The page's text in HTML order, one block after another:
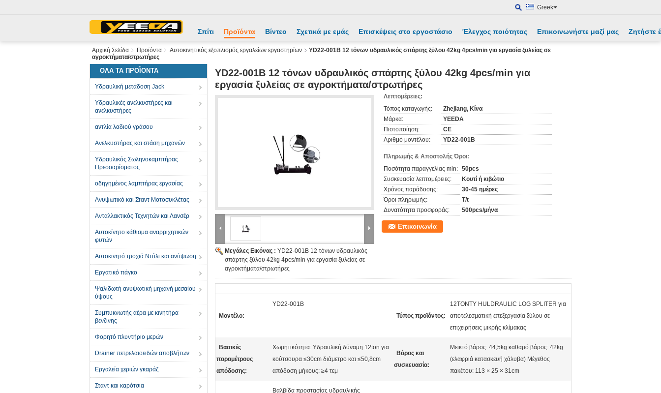
Greek
Σπίτι Προϊόντα Βίντεο Σχετικά με εμάς Επισκέψεις στο εργοστάσιο Έλεγχος ποιότητας Επικοινωνήστε μαζί μας Ζητήστε
Αρχική Σελίδα Προϊόντα Αυτοκινητικός εξοπλισμός εργαλείων εργαστηρίων
YD22-001B 12 τόνων υδραυλικός σπάρτης ξύλου 42kg 4pcs/min για εργασία ξυλείας σε
αγροκτήματα/στρωτήρες
ΌΛΑ ΤΑ ΠΡΟΪΌΝΤΑ
Υδραυλική μετάδοση Jack
Υδραυλικές ανελκυστήρες και
ανελκυστήρες
αντλία λαδιού γράσου
Ανελκυστήρας και στάση μηχανών
Υδραυλικός Σωληνοκαμπτήρας
Πρεσσαρίσματος
οδηγημένος λαμπτήρας εργασίας
Ανυψωτικό και Σταντ Μοτοσυκλέτας
Ανταλλακτικός Τεχνητών και Λανσέρ
Αυτοκίνητο κάθισμα αναρριχητικών
φυτών
Αυτοκινητό τροχιά Ντόλι και ανύψωση
Εργατικό πάγκο
Ψαλιδωτή ανυψωτική μηχανή μεσαίου
ύψους
Συμπυκνωτής αέρα με κινητήρα
βενζίνης
Φορητό πλυντήριο μερών
Drainer πετρελαιοειδών αποβλήτων
Εργαλεία χεριών γκαράζ
Σταντ και καρότσια
YD22-001B 12 τόνων υδραυλικός σπάρτης ξύλου 42kg 4pcs/min για
εργασία ξυλείας σε αγροκτήματα/στρωτήρες
Μεγάλες Εικόνας : YD22-001B 12 τόνων υδραυλικός
σπάρτης ξύλου 42kg 4pcs/min για εργασία ξυλείας σε
αγροκτήματα/στρωτήρες
Λεπτομέρειες:
Τόπος καταγωγής:
Zhejiang, Κίνα
Μάρκα:
YEEDA
Πιστοποίηση:
CE
Αριθμό μοντέλου:
YD22-001B
Πληρωμής & Αποστολής Όροι:
Ποσότητα παραγγελίας min: 50pcs
Συσκευασία λεπτομέρειες:
Κουτί ή κιβώτιο
Χρόνος παράδοσης:
30-45 ημέρες
Όροι πληρωμής:
T/t
Δυνατότητα προσφοράς:
500pcs/μήνα
Επικοινωνία
Μοντέλο:
YD22-001B
Τύπος προϊόντος:
12TONTY HULDRAULIC LOG SPLITER για
αποτελεσματική επεξεργασία ξύλου σε
επιχειρήσεις μικρής κλίμακας
Βασικές
παραμέτρους
απόδοσης:
Χωρητικότητα: Υδραυλική δύναμη 12ton για
κούτσουρα ≤30cm διάμετρο και ≤50,8cm
απόδοση μήκους: ≥4 τεμ
Βάρος και
συσκευασία:
Μεικτό βάρος: 44,5kg καθαρό βάρος: 42kg
(ελαφριά κατασκευή χάλυβα) Μέγεθος
πακέτου: 113 × 25 × 31cm
Βαλβίδα προστασίας υδραυλικής